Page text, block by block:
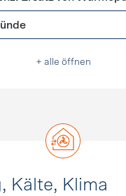
+ alle öffnen
Kälte, Klima